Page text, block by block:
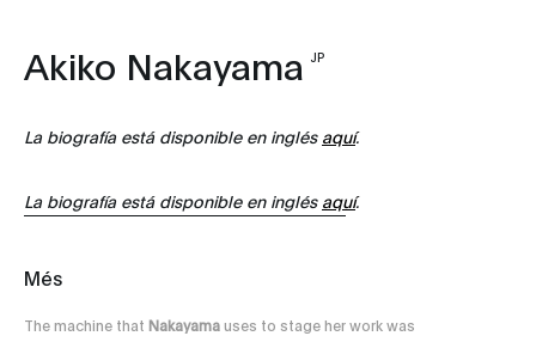
Akiko Nakayama JP
La biografía está disponible en inglés aquí.
La biografía está disponible en inglés aquí.
Més
The machine that Nakayama uses to stage her work was